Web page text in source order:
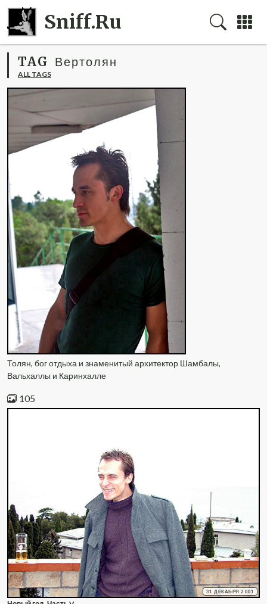
Sniff.Ru
TAG Вертолян
ALL TAGS
Толян, бог отдыха и знаменитый архитектор Шамбалы,
Вальхаллы и Каринхалле
105
31 ДЕКАБРЯ 2001